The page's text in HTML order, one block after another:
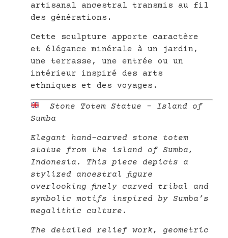
artisanal ancestral transmis au fil
des générations.
Cette sculpture apporte caractère
et élégance minérale à un jardin,
une terrasse, une entrée ou un
intérieur inspiré des arts
ethniques et des voyages.
Stone Totem Statue – Island of
Sumba
Elegant hand-carved stone totem
statue from the island of Sumba,
Indonesia. This piece depicts a
stylized ancestral figure
overlooking finely carved tribal and
symbolic motifs inspired by Sumba’s
megalithic culture.
The detailed relief work, geometric